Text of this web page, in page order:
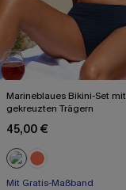
Marineblaues Bikini-Set mit
gekreuzten Trägern
45,00 €
Mit Gratis-Maßband